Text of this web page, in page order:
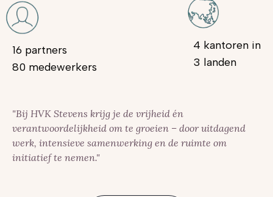
16 partners
80 medewerkers
4 kantoren in
3 landen
"Bij HVK Stevens krijg je de vrijheid én
verantwoordelijkheid om te groeien – door uitdagend
werk, intensieve samenwerking en de ruimte om
initiatief te nemen."